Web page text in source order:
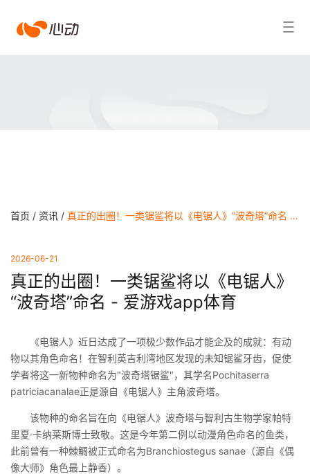
爱搜索结果
首页 / 资讯 / 真正的出圈！一类锯鲨将以《电锯人》“波奇塔”命名 - 爱游戏app体育
2026-06-21
真正的出圈！一类锯鲨将以《电锯人》
“波奇塔”命名 - 爱游戏app体育
《电锯人》近日达成了一项极少数作品才能企及的成就：有动
物以其角色命名！在智利英吉利湾地区发现的未知锯鲨牙齿，促使
学者将这一新物种命名为"波奇塔锯鲨"，其学名Pochitaserra
patriciacanalae正是源自《电锯人》主角波奇塔。
该物种的命名旨在向《电锯人》波奇塔与智利古生物学家帕特
里夏·卡纳莱斯博士致敬。这是今年第二例以动漫角色命名的鱼类，
此前曾有一种棘鲷被正式命名为Branchiostegus sanae（源自《偶
像大师》角色最上静香）。